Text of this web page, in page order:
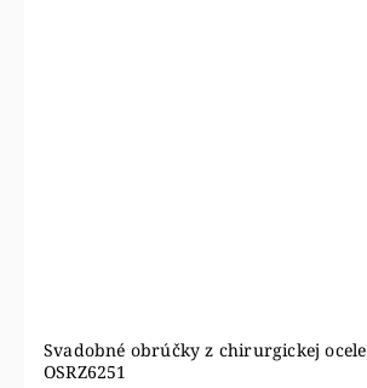
Svadobné obrúčky z chirurgickej ocele
OSRZ6251